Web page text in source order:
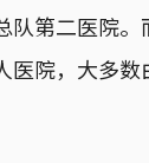
第二医院。
院，大多数